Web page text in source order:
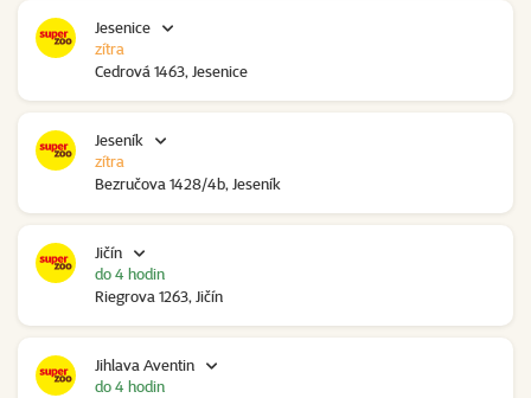
Jesenice
Cedrová 1463, Jesenice
zítra
Jeseník
Bezručova 1428/4b, Jeseník
zítra
Jičín
Riegrova 1263, Jičín
do 4 hodin
Jihlava Aventin
do 4 hodin